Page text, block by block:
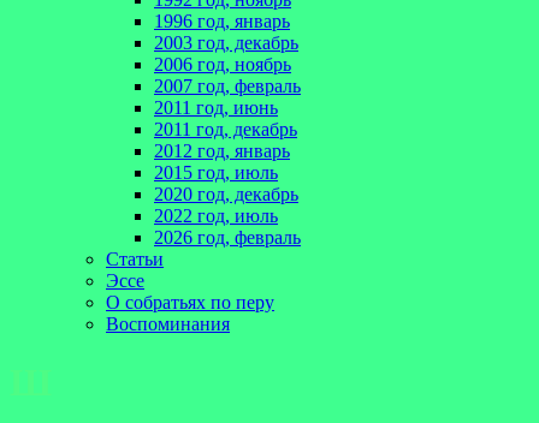
1996 год, январь
2003 год, декабрь
2006 год, ноябрь
2007 год, февраль
2011 год, июнь
2011 год, декабрь
2012 год, январь
2015 год, июль
2020 год, декабрь
2022 год, июль
2026 год, февраль
Статьи
Эссе
О собратьях по перу
Воспоминания